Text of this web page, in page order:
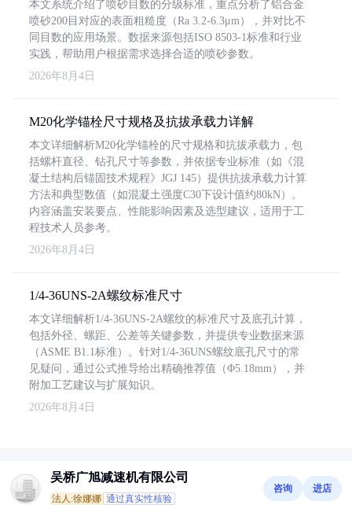
本文系统介绍了喷砂目数的分级标准，重点分析了铝合金
喷砂200目对应的表面粗糙度（Ra 3.2-6.3μm），并对比不
同目数的应用场景。数据来源包括ISO 8503-1标准和行业
实践，帮助用户根据需求选择合适的喷砂参数。
2026年8月4日
M20化学锚栓尺寸规格及抗拔承载力详解
本文详细解析M20化学锚栓的尺寸规格和抗拔承载力，包
括螺杆直径、钻孔尺寸等参数，并依据专业标准（如《混
凝土结构后锚固技术规程》JGJ 145）提供抗拔承载力计算
方法和典型数值（如混凝土强度C30下设计值约80kN）。
内容涵盖安装要点、性能影响因素及选型建议，适用于工
程技术人员参考。
2026年8月4日
1/4-36UNS-2A螺纹标准尺寸
本文详细解析1/4-36UNS-2A螺纹的标准尺寸及底孔计算，
包括外径、螺距、公差等关键参数，并提供专业数据来源
（ASME B1.1标准）。针对1/4-36UNS螺纹底孔尺寸的常
见疑问，通过公式推导给出精确推荐值（Φ5.18mm），并
附加工艺建议与扩展知识。
2026年8月4日
吴桥广旭减速机有限公司
法人:徐娜娜 通过真实性核验
咨询 进店